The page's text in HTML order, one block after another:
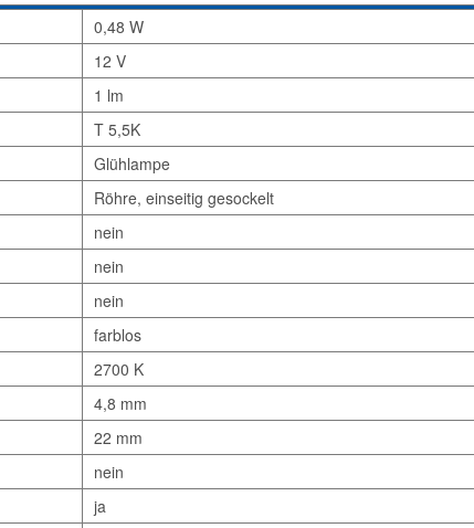
0,48 W
12 V
1 lm
T 5,5K
Glühlampe
Röhre, einseitig gesockelt
nein
nein
nein
farblos
2700 K
4,8 mm
22 mm
nein
ja